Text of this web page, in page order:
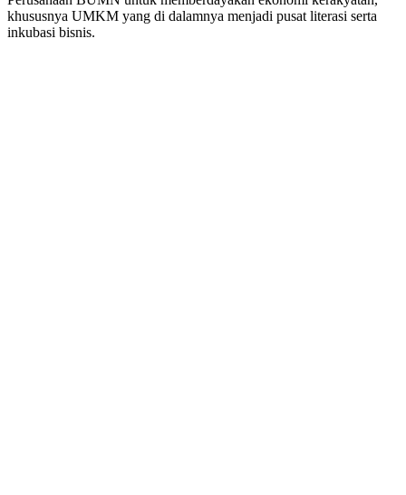
khususnya UMKM yang di dalamnya menjadi pusat literasi serta
inkubasi bisnis.